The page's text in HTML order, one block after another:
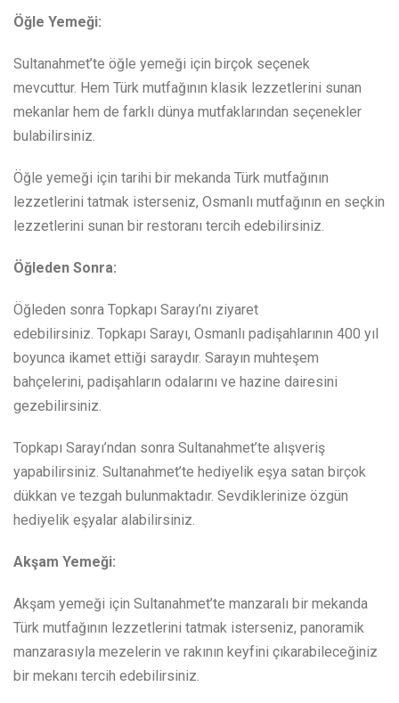
Öğle Yemeği:
Sultanahmet’te öğle yemeği için birçok seçenek
mevcuttur. Hem Türk mutfağının klasik lezzetlerini sunan
mekanlar hem de farklı dünya mutfaklarından seçenekler
bulabilirsiniz.
Öğle yemeği için tarihi bir mekanda Türk mutfağının
lezzetlerini tatmak isterseniz, Osmanlı mutfağının en seçkin
lezzetlerini sunan bir restoranı tercih edebilirsiniz.
Öğleden Sonra:
Öğleden sonra Topkapı Sarayı’nı ziyaret
edebilirsiniz. Topkapı Sarayı, Osmanlı padişahlarının 400 yıl
boyunca ikamet ettiği saraydır. Sarayın muhteşem
bahçelerini, padişahların odalarını ve hazine dairesini
gezebilirsiniz.
Topkapı Sarayı’ndan sonra Sultanahmet’te alışveriş
yapabilirsiniz. Sultanahmet’te hediyelik eşya satan birçok
dükkan ve tezgah bulunmaktadır. Sevdiklerinize özgün
hediyelik eşyalar alabilirsiniz.
Akşam Yemeği:
Akşam yemeği için Sultanahmet’te manzaralı bir mekanda
Türk mutfağının lezzetlerini tatmak isterseniz, panoramik
manzarasıyla mezelerin ve rakının keyfini çıkarabileceğiniz
bir mekanı tercih edebilirsiniz.